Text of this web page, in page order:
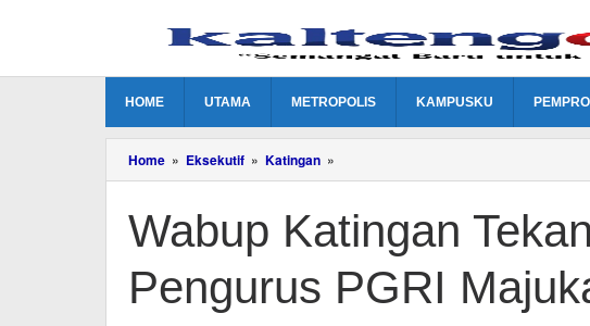
HOME UTAMA METROPOLIS KAMPUSKU
Home » Eksekutif » Katingan »
Katingan
Komitmen
Pengurus
Majukan
Pendidikan
Wabup Katingan
Pengurus PGRI